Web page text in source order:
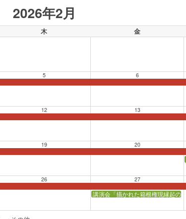
2026年2月
木 金
5 6
12 13
19 20
26 27
講演会「描かれた箱根権現縁起の